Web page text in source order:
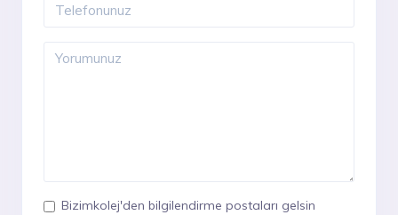
Bizimkolej'den bilgilendirme postaları gelsin